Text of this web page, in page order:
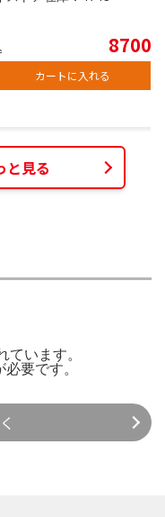
8700
カートに入れる
と見る
ています。
必要です。